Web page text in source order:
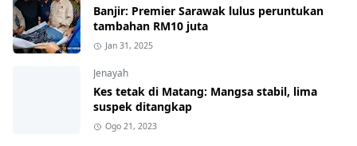
Banjir: Premier Sarawak lulus peruntukan
tambahan RM10 juta
Jan 31, 2025
Jenayah
Kes tetak di Matang: Mangsa stabil, lima
suspek ditangkap
Ogo 21, 2023